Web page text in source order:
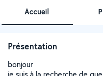
Accueil
Présentation
bonjour